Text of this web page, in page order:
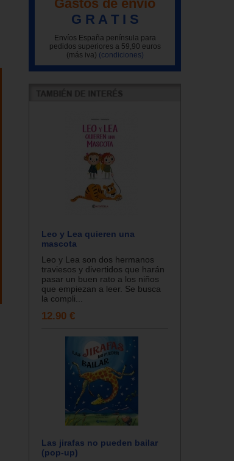
Gastos de envío
G R A T I S
Envíos España península para
pedidos superiores a 59,90 euros
(más iva) (condiciones)
Leo y Lea quieren una
mascota
Leo y Lea son dos hermanos
traviesos y divertidos que harán
pasar un buen rato a los niños
que empiezan a leer. Se busca
la compli...
12.90 €
Las jirafas no pueden bailar
(pop-up)